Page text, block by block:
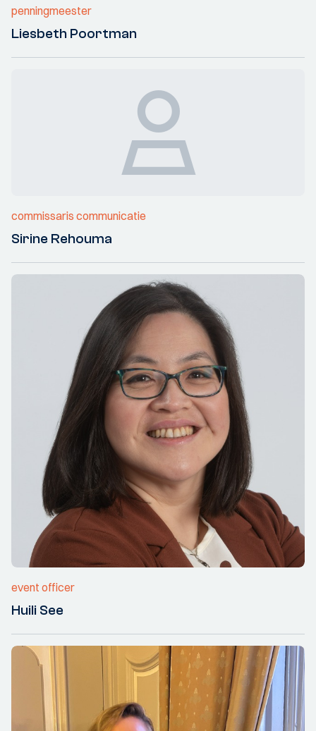
penningmeester
Liesbeth Poortman
commissaris communicatie
Sirine Rehouma
event officer
Huili See